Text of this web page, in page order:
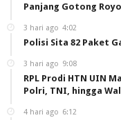
Panjang Gotong
3 hari ago 4:02
Polisi Sita 82 Paket
3 hari ago 9:08
RPL Prodi HTN UIN
Polri, TNI, hingga
4 hari ago 6:12